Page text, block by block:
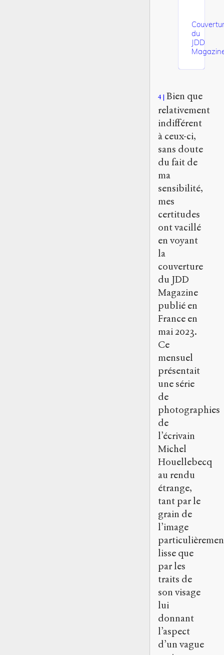
du
JDD
4
Bien que
relativement
indifférent
à ceux-ci,
sans doute
du fait de
ma
sensibilité,
mes
certitudes
ont vacillé
en voyant
la
couverture
du JDD
Magazine
publié en
France en
mai 2023.
Ce
mensuel
présentait
une série
de
photographies
de
l’écrivain
Michel
Houellebecq
au rendu
étrange,
tant par le
grain de
l’image
lisse que
par les
traits de
son visage
lui
donnant
l’aspect
d’un vague